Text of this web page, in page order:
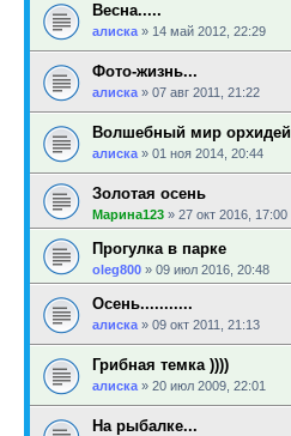
Весна.....
алиска » 14 май 2012, 22:29
Фото-жизнь...
алиска » 07 авг 2011, 21:22
Волшебный мир орхидей
алиска » 01 ноя 2014, 20:44
Золотая осень
Марина123 » 27 окт 2016, 17:00
Прогулка в парке
oleg800 » 09 июл 2016, 20:48
Осень...........
алиска » 09 окт 2011, 21:13
Грибная темка ))))
алиска » 20 июл 2009, 22:01
На рыбалке...